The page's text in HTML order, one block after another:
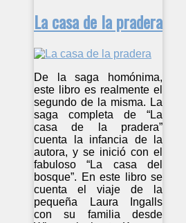
La casa de la pradera
De la saga homónima,
este libro es realmente el
segundo de la misma. La
saga completa de “La
casa de la pradera”
cuenta la infancia de la
autora, y se inició con el
fabuloso “La casa del
bosque”. En este libro se
cuenta el viaje de la
pequeña Laura Ingalls
con su familia desde